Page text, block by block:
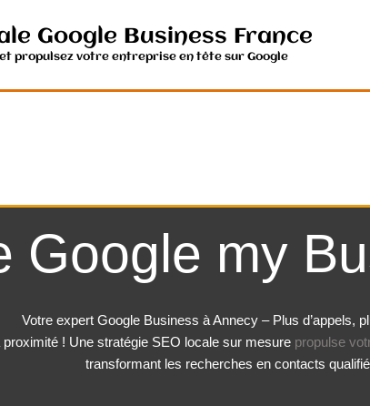
Google Business France
propulsez votre entreprise en tête sur Google
Google my
Votre expert Google Business à Annecy – Plus d’appels,
! Une stratégie SEO locale sur mesurepropulse
transformant les recherches en contacts